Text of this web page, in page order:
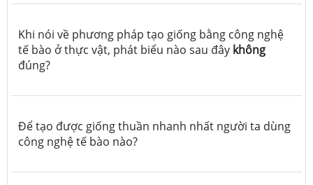
Khi nói về phương pháp tạo giống bằng công nghệ
tế bào ở thực vật, phát biểu nào sau đây không
đúng?
Để tạo được giống thuần nhanh nhất người ta dùng
công nghệ tế bào nào?